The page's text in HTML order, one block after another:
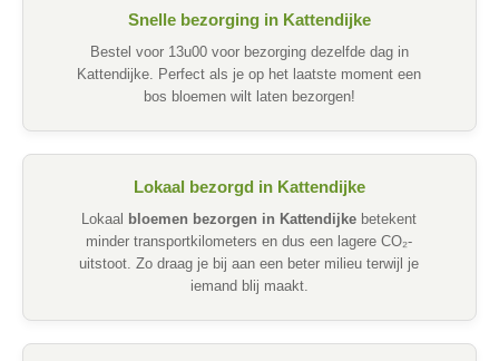
Snelle bezorging in Kattendijke
Bestel voor 13u00 voor bezorging dezelfde dag in
Kattendijke. Perfect als je op het laatste moment een
bos bloemen wilt laten bezorgen!
Lokaal bezorgd in Kattendijke
Lokaal bloemen bezorgen in Kattendijke betekent
minder transportkilometers en dus een lagere CO₂-
uitstoot. Zo draag je bij aan een beter milieu terwijl je
iemand blij maakt.